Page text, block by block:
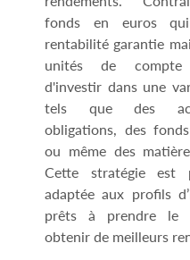
fonds en euros
rentabilité garantie
unités de compte
d'investir dans une
tels que des
obligations, des
ou même des
Cette stratégie est
adaptée aux profils
prêts à prendre le
obtenir de meilleurs